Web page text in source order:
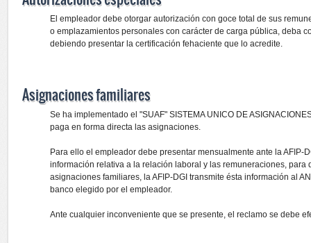
El empleador debe otorgar autorización con goce total de sus
o emplazamientos personales con carácter de carga pública, deba
debiendo presentar la certificación fehaciente que lo acredite.
Asignaciones familiares
Se ha implementado el "SUAF" SISTEMA UNICO DE
paga en forma directa las asignaciones.
Para ello el empleador debe presentar mensualmente ante la AFIP-
información relativa a la relación laboral y las remuneraciones, para
asignaciones familiares, la AFIP-DGI transmite ésta información al
banco elegido por el empleador.
Ante cualquier inconveniente que se presente, el reclamo se debe